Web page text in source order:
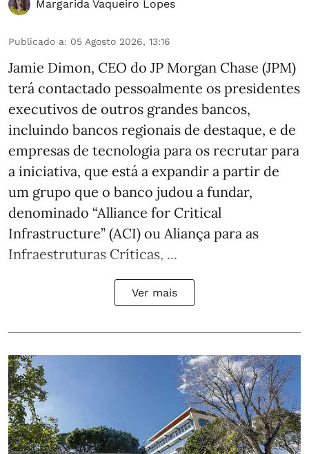
Margarida Vaqueiro Lopes
Publicado a: 05 Agosto 2026, 13:16
Jamie Dimon, CEO do JP Morgan Chase (JPM)
terá contactado pessoalmente os presidentes
executivos de outros grandes bancos,
incluindo bancos regionais de destaque, e de
empresas de tecnologia para os recrutar para
a iniciativa, que está a expandir a partir de
um grupo que o banco judou a fundar,
denominado “Alliance for Critical
Infrastructure” (ACI) ou Aliança para as
Infraestruturas Críticas, ...
Ver mais